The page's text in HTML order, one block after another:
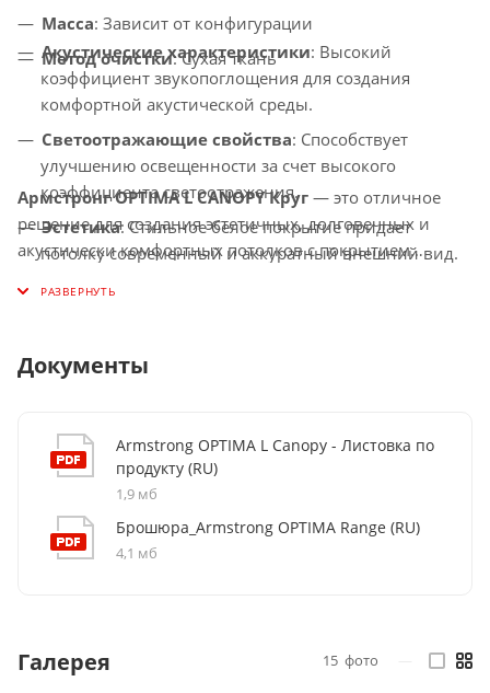
Масса: Зависит от конфигурации
Метод очистки: Сухая ткань
Акустические характеристики: Высокий
коэффициент звукопоглощения для создания
комфортной акустической среды.
Светоотражающие свойства: Способствует
улучшению освещенности за счет высокого
коэффициента светоотражения.
Эстетика: Стильное белое покрытие придает
потолку современный и аккуратный внешний вид.
Устойчивость к влаге
Армстронг OPTIMA L CANOPY Круг — это отличное
решение для создания эстетичных, долговечных и
акустически комфортных потолков с покрытием
общественных помещений.
Документы
Armstrong OPTIMA L Canopy - Листовка по
продукту (RU)
1,9 мб
Брошюра_Armstrong OPTIMA Range (RU)
4,1 мб
Галерея 15 фото